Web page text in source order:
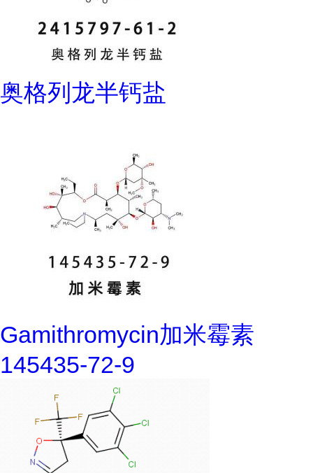
奥格列龙半钙盐
Gamithromycin加米霉素
145435-72-9